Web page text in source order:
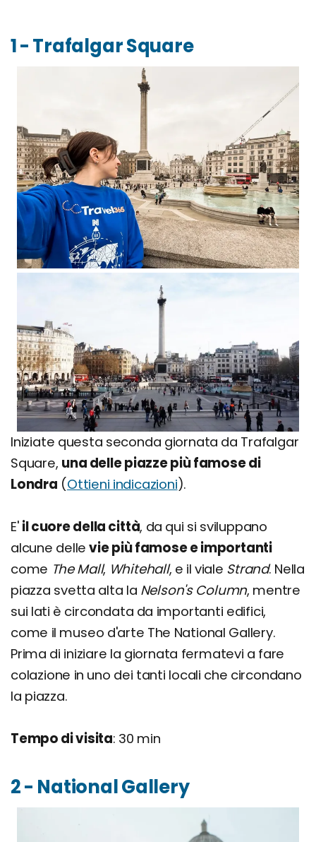
1 - Trafalgar Square
Iniziate questa seconda giornata da Trafalgar
Square, una delle piazze più famose di
Londra (Ottieni indicazioni).
E' il cuore della città, da qui si sviluppano
alcune dellevie più famose e importanti
come The Mall, Whitehall, e il viale Strand. Nella
piazza svetta alta la Nelson's Column, mentre
sui lati è circondata da importanti edifici,
come il museo d'arte The National Gallery.
Prima di iniziare la giornata fermatevi a fare
colazione in uno dei tanti locali che circondano
la piazza.
Tempo di visita: 30 min
2 - National Gallery